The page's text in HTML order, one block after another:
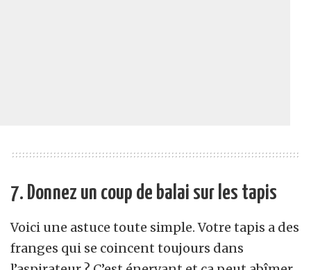
7. Donnez un coup de balai sur les tapis
Voici une astuce toute simple. Votre tapis a des
franges qui se coincent toujours dans